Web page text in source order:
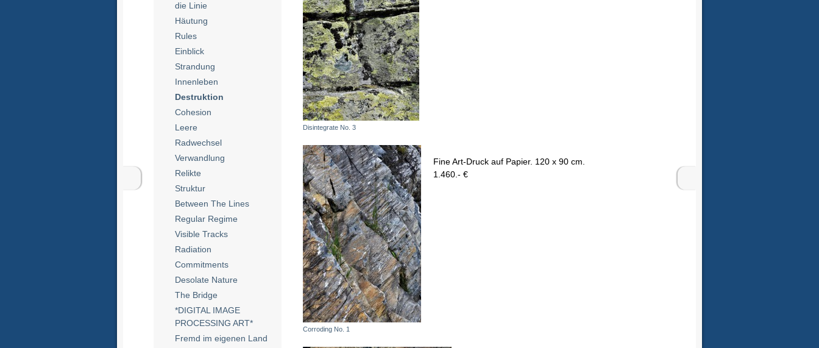
die Linie
Häutung
Rules
Einblick
Strandung
Innenleben
Destruktion
Cohesion
Leere
Radwechsel
Verwandlung
Relikte
Struktur
Between The Lines
Regular Regime
Visible Tracks
Radiation
Commitments
Desolate Nature
The Bridge
*DIGITAL IMAGE
PROCESSING ART*
Fremd im eigenen Land
Disintegrate No. 3
Corroding No. 1
Fine Art-Druck auf Papier. 120 x 90 cm.
1.460.- €